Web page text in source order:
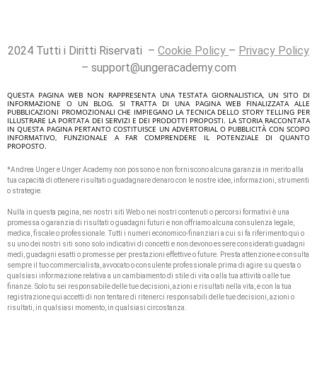
2024 Tutti i Diritti Riservati – Cookie Policy – Privacy Policy
– support@ungeracademy.com
QUESTA PAGINA WEB NON RAPPRESENTA UNA TESTATA GIORNALISTICA, UN SITO DI
INFORMAZIONE O UN BLOG. SI TRATTA DI UNA PAGINA WEB FINALIZZATA ALLE
PUBBLICAZIONI PROMOZIONALI CHE IMPIEGANO LA TECNICA DELLO STORY TELLING PER
ILLUSTRARE LA PORTATA DEI SERVIZI E DEI PRODOTTI PROPOSTI. LA STORIA RACCONTATA
IN QUESTA PAGINA PERTANTO COSTITUISCE UN ADVERTORIAL O PUBBLICITÀ CON SCOPO
INFORMATIVO, FUNZIONALE A FAR COMPRENDERE IL POTENZIALE DI QUANTO
PROPOSTO.
*Andrea Unger e Unger Academy non possono e non forniscono alcuna garanzia in merito alla
tua capacità di ottenere risultati o guadagnare denaro con le nostre idee, informazioni, strumenti
o strategie.
Nulla in questa pagina, nei nostri siti Web o nei nostri contenuti o percorsi formativi è una
promessa o garanzia di risultati o guadagni futuri e non offriamo alcuna consulenza legale,
medica, fiscale o professionale. Tutti i numeri economico-finanziari a cui si fa riferimento qui o
su uno dei nostri siti sono solo indicativi di concetti e non devono essere considerati guadagni
medi, guadagni esatti o promesse per prestazioni effettive o future. Presta attenzione e consulta
sempre il tuo commercialista, avvocato o consulente professionale prima di agire su questa o
qualsiasi informazione relativa a un cambiamento di stile di vita o alla tua attività o alle tue
finanze. Solo tu sei responsabile delle tue decisioni, azioni e risultati nella vita, e con la tua
registrazione qui accetti di non tentare di ritenerci responsabili delle tue decisioni, azioni o
risultati, in qualsiasi momento, in qualsiasi circostanza.